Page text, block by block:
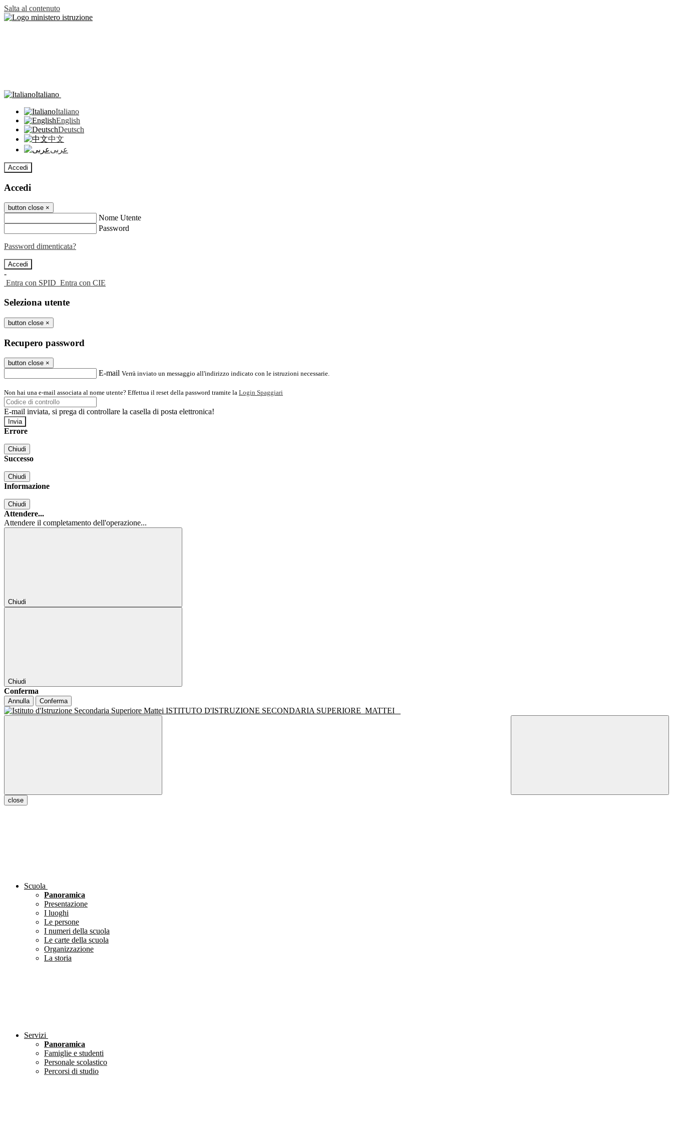
Salta al contenuto
Italiano
Italiano
English
Deutsch
中文
عربى
Accedi
Accedi
button close ×
Nome Utente
Password
Password dimenticata?
-
Entra con SPID Entra con CIE
Seleziona utente
button close ×
Recupero password
button close ×
E-mail Verrà inviato un messaggio all'indirizzo indicato con le istruzioni necessarie.
Non hai una e-mail associata al nome utente? Effettua il reset della password tramite la Login Spaggiari
E-mail inviata, si prega di controllare la casella di posta elettronica!
Errore
Chiudi
Successo
Chiudi
Informazione
Chiudi
Attendere...
Attendere il completamento dell'operazione...
Chiudi
Chiudi
Conferma
Annulla Conferma
ISTITUTO D'ISTRUZIONE SECONDARIA SUPERIORE MATTEI
close
Scuola
Panoramica
Presentazione
I luoghi
Le persone
I numeri della scuola
Le carte della scuola
Organizzazione
La storia
Servizi
Panoramica
Famiglie e studenti
Personale scolastico
Percorsi di studio